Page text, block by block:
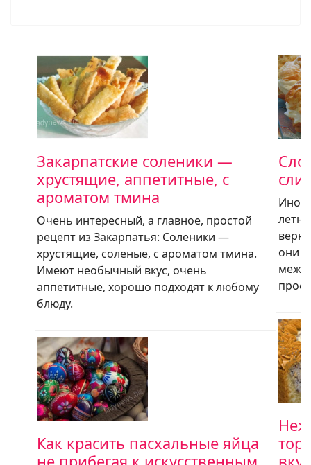
Закарпатские соленики —
хрустящие, аппетитные, с
ароматом тмина
Очень интересный, а главное, простой
рецепт из Закарпатья: Соленики —
хрустящие, соленые, с ароматом тмина.
Имеют необычный вкус, очень
аппетитные, хорошо подходят к любому
блюду.
Как красить пасхальные яйца
они